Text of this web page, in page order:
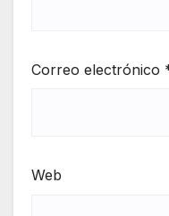
Correo electrónico
Web